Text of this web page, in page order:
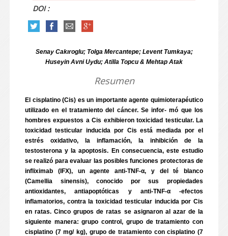
DOI :
Senay Cakıroglu; Tolga Mercantepe; Levent Tumkaya;
Huseyin Avni Uydu; Atilla Topcu & Mehtap Atak
Resumen
El cisplatino (Cis) es un importante agente quimioterapéutico
utilizado en el tratamiento del cáncer. Se infor- mó que los
hombres expuestos a Cis exhibieron toxicidad testicular. La
toxicidad testicular inducida por Cis está mediada por el
estrés oxidativo, la inflamación, la inhibición de la
testosterona y la apoptosis. En consecuencia, este estudio
se realizó para evaluar las posibles funciones protectoras de
infliximab (IFX), un agente anti-TNF-α, y del té blanco
(Camellia sinensis), conocido por sus propiedades
antioxidantes, antiapoptóticas y anti-TNF-α -efectos
inflamatorios, contra la toxicidad testicular inducida por Cis
en ratas. Cinco grupos de ratas se asignaron al azar de la
siguiente manera: grupo control, grupo de tratamiento con
cisplatino (7 mg/ kg), grupo de tratamiento con cisplatino (7